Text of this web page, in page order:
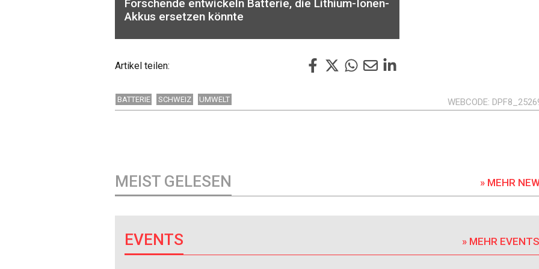
Forschende entwickeln Batterie, die Lithium-Ionen-
Akkus ersetzen könnte
Artikel teilen:
BATTERIE SCHWEIZ UMWELT WEBCODE
MEIST GELESEN » MEHR
EVENTS » MEHR EVENTS